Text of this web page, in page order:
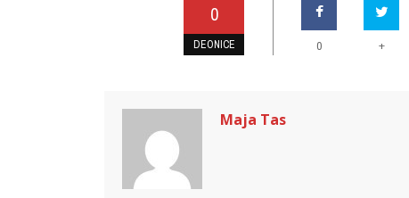
0
DEONICE 0 +
Maja Tas